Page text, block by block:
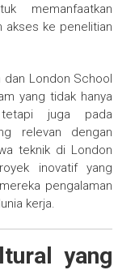
memanfaatkan
akses ke penelitian
dan London School
yang tidak hanya
juga pada
relevan dengan
teknik di London
inovatif yang
pengalaman
kerja.
yang